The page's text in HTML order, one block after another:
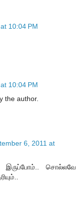
10:04 PM
10:04 PM
the author.
6, 2011 at
இருப்போம்.. சொல்லவே